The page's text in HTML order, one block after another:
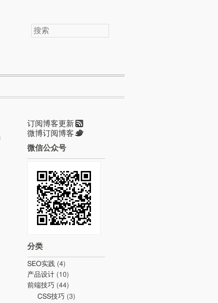
订阅博客更新
微博订阅博客
微信公众号
分类
SEO实践 (4)
产品设计 (10)
前端技巧 (44)
CSS技巧 (3)